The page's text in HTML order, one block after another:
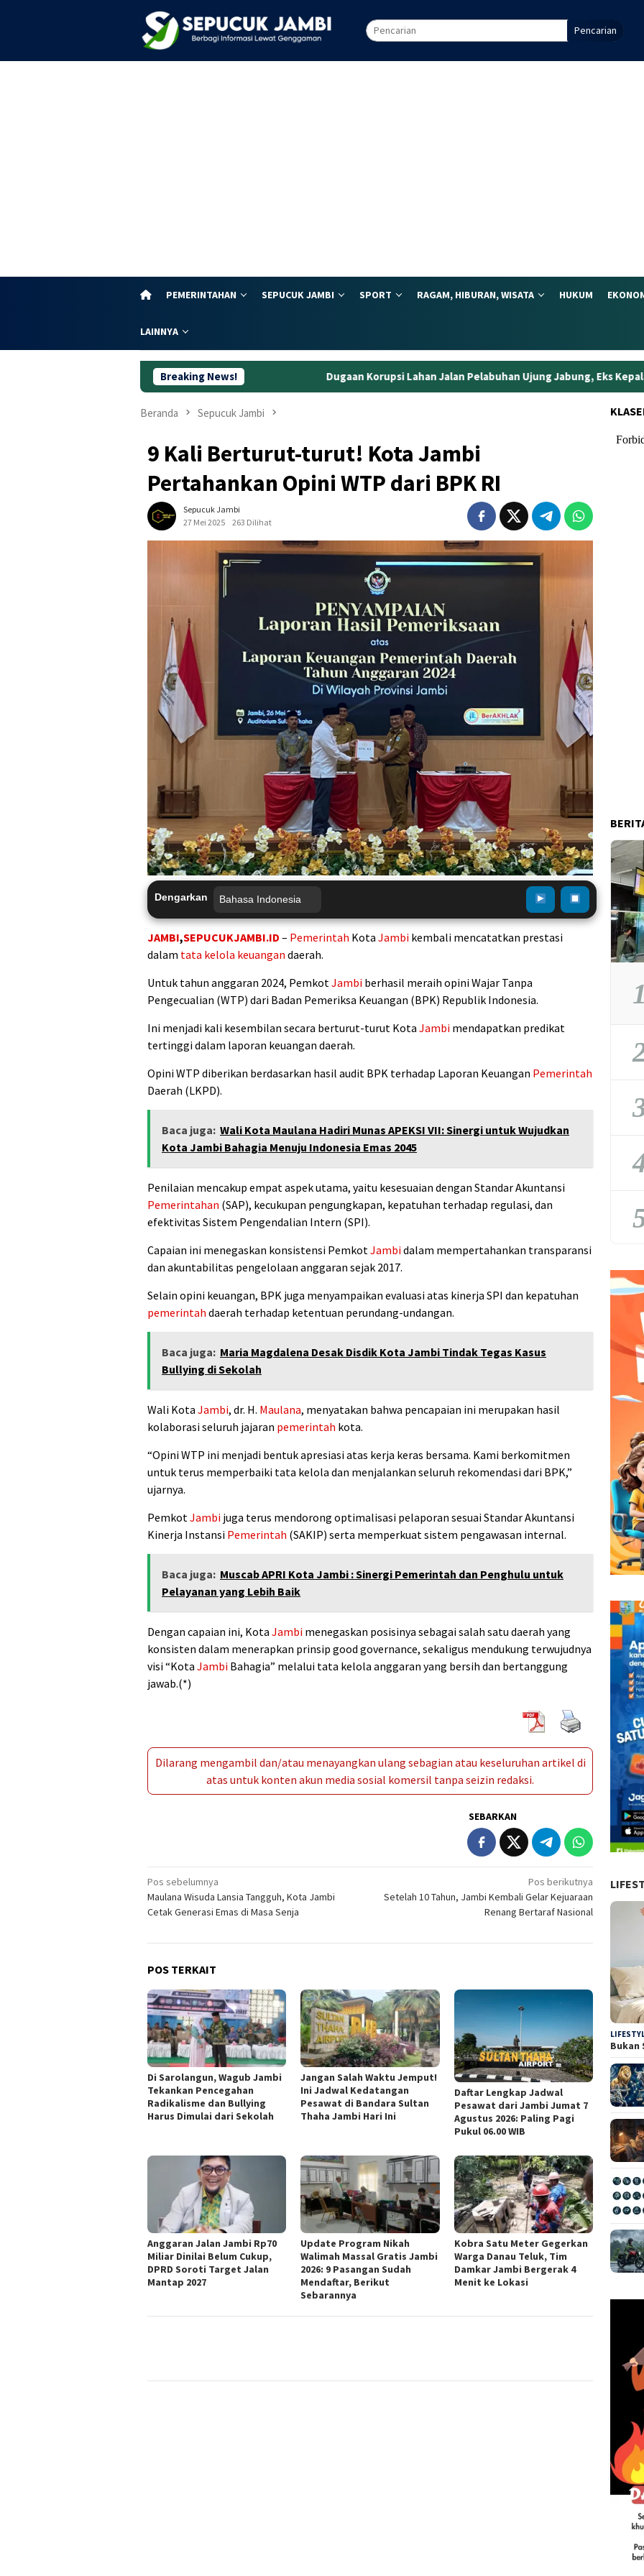
Pencarian
PEMERINTAHAN SEPUCUK JAMBI SPORT RAGAM, HIBURAN, WISATA HUKUM
LAINNYA
Breaking News!Dugaan Korupsi Lahan Jalan Pelabuhan Ujung Jabung, Eks Kepala BPN Tanjabtim
Beranda Sepucuk Jambi
9 Kali Berturut-turut! Kota Jambi
Pertahankan Opini WTP dari BPK RI
Sepucuk Jambi
27 Mei 2025
263 Dilihat
Dengarkan
JAMBI,SEPUCUKJAMBI.ID – Pemerintah Kota Jambi kembali mencatatkan prestasi
dalam tata kelola keuangan daerah.
Untuk tahun anggaran 2024, Pemkot Jambi berhasil meraih opini Wajar Tanpa
Pengecualian (WTP) dari Badan Pemeriksa Keuangan (BPK) Republik Indonesia.
Ini menjadi kali kesembilan secara berturut-turut Kota Jambi mendapatkan predikat
tertinggi dalam laporan keuangan daerah.
Opini WTP diberikan berdasarkan hasil audit BPK terhadap Laporan Keuangan Pemerintah
Daerah (LKPD).
Baca juga: Wali Kota Maulana Hadiri Munas APEKSI VII: Sinergi untuk Wujudkan
Kota Jambi Bahagia Menuju Indonesia Emas 2045
Penilaian mencakup empat aspek utama, yaitu kesesuaian dengan Standar Akuntansi
Pemerintahan (SAP), kecukupan pengungkapan, kepatuhan terhadap regulasi, dan
efektivitas Sistem Pengendalian Intern (SPI).
Capaian ini menegaskan konsistensi Pemkot Jambidalam mempertahankan transparansi
dan akuntabilitas pengelolaan anggaran sejak 2017.
Selain opini keuangan, BPK juga menyampaikan evaluasi atas kinerja SPI dan kepatuhan
pemerintah daerah terhadap ketentuan perundang-undangan.
Baca juga: Maria Magdalena Desak Disdik Kota Jambi Tindak Tegas Kasus
Bullying di Sekolah
Wali Kota Jambi, dr. H. Maulana, menyatakan bahwa pencapaian ini merupakan hasil
kolaborasi seluruh jajaran pemerintah kota.
“Opini WTP ini menjadi bentuk apresiasi atas kerja keras bersama. Kami berkomitmen
untuk terus memperbaiki tata kelola dan menjalankan seluruh rekomendasi dari BPK,”
ujarnya.
Pemkot Jambi juga terus mendorong optimalisasi pelaporan sesuai Standar Akuntansi
Kinerja Instansi Pemerintah (SAKIP) serta memperkuat sistem pengawasan internal.
Baca juga: Muscab APRI Kota Jambi : Sinergi Pemerintah dan Penghulu untuk
Pelayanan yang Lebih Baik
Dengan capaian ini, Kota Jambi menegaskan posisinya sebagai salah satu daerah yang
konsisten dalam menerapkan prinsip good governance, sekaligus mendukung terwujudnya
visi “Kota Jambi Bahagia” melalui tata kelola anggaran yang bersih dan bertanggung
jawab.(*)
Dilarang mengambil dan/atau menayangkan ulang sebagian atau keseluruhan artikel di
atas untuk konten akun media sosial komersil tanpa seizin redaksi.
SEBARKAN
Navigasi
pos
Pos sebelumnya
Maulana Wisuda Lansia Tangguh, Kota Jambi
Cetak Generasi Emas di Masa Senja
Pos berikutnya
Setelah 10 Tahun, Jambi Kembali Gelar Kejuaraan
Renang Bertaraf Nasional
POS TERKAIT
Di Sarolangun, Wagub Jambi
Tekankan Pencegahan
Radikalisme dan Bullying
Harus Dimulai dari Sekolah
Jangan Salah Waktu Jemput!
Ini Jadwal Kedatangan
Pesawat di Bandara Sultan
Thaha Jambi Hari Ini
Daftar Lengkap Jadwal
Pesawat dari Jambi Jumat 7
Agustus 2026: Paling Pagi
Pukul 06.00 WIB
Anggaran Jalan Jambi Rp70
Miliar Dinilai Belum Cukup,
DPRD Soroti Target Jalan
Mantap 2027
Update Program Nikah
Walimah Massal Gratis Jambi
2026: 9 Pasangan Sudah
Mendaftar, Berikut
Sebarannya
Kobra Satu Meter Gegerkan
Warga Danau Teluk, Tim
Damkar Jambi Bergerak 4
Menit ke Lokasi
1
2
3
4
5
Bukan